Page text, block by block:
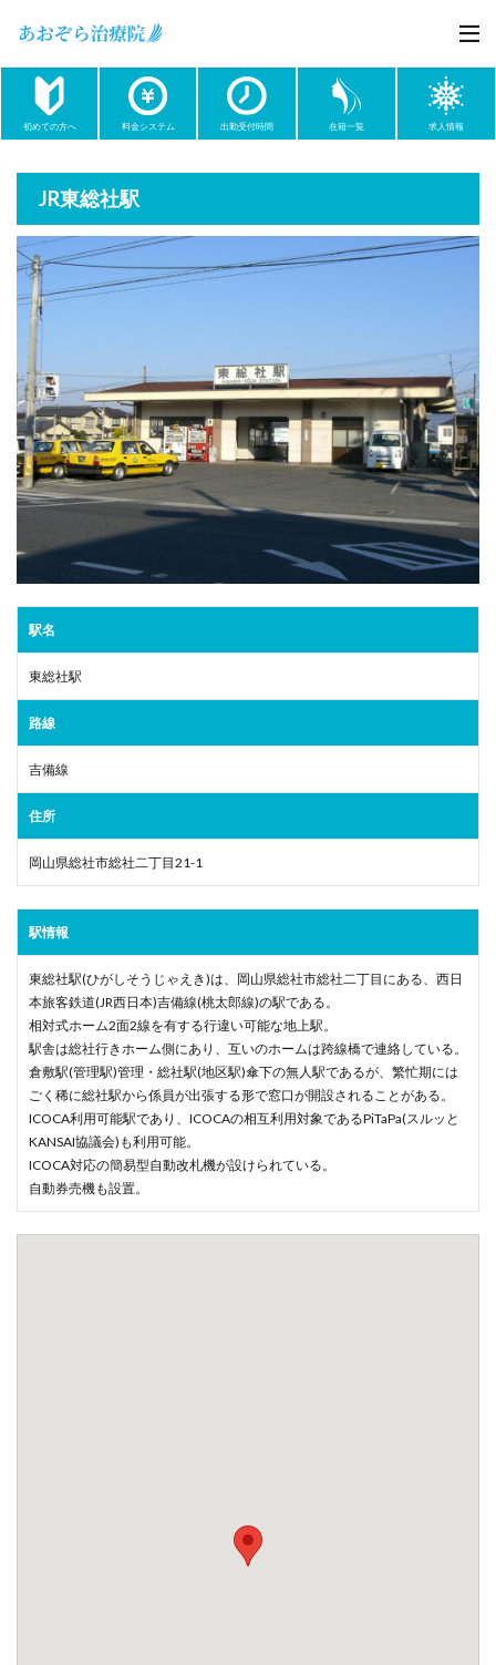
初めての方へ 料金システム 出勤受付時間 在籍一覧 求人情報
JR東総社駅
駅名
東総社駅
路線
吉備線
住所
岡山県総社市総社二丁目21-1
駅情報
東総社駅(ひがしそうじゃえき)は、岡山県総社市総社二丁目にある、西日
本旅客鉄道(JR西日本)吉備線(桃太郎線)の駅である。
相対式ホーム2面2線を有する行違い可能な地上駅。
駅舎は総社行きホーム側にあり、互いのホームは跨線橋で連絡している。
倉敷駅(管理駅)管理・総社駅(地区駅)傘下の無人駅であるが、繁忙期には
ごく稀に総社駅から係員が出張する形で窓口が開設されることがある。
ICOCA利用可能駅であり、ICOCAの相互利用対象であるPiTaPa(スルッと
KANSAI協議会)も利用可能。
ICOCA対応の簡易型自動改札機が設けられている。
自動券売機も設置。